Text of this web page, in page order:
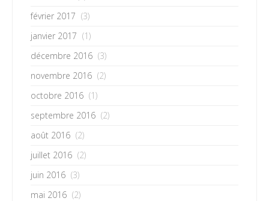
février 2017 (3)
janvier 2017 (1)
décembre 2016 (3)
novembre 2016 (2)
octobre 2016 (1)
septembre 2016 (2)
août 2016 (2)
juillet 2016 (2)
juin 2016 (3)
mai 2016 (2)